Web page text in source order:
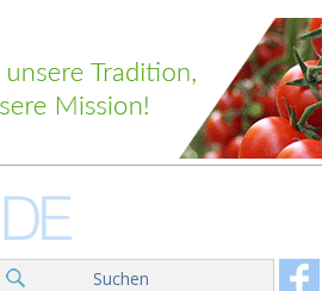
Suchen